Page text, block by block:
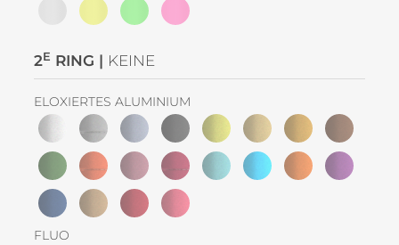
2E RING | KEINE
ELOXIERTES ALUMINIUM
FLUO